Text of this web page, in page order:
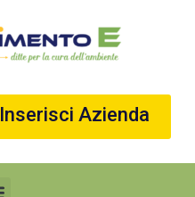
Inserisci Azienda